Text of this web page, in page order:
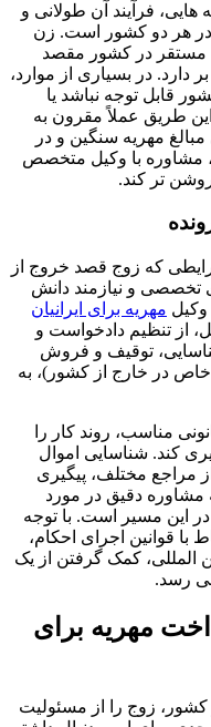
فرآیند آن طولانی و
در هر دو کشور است. زن
مستقر در کشور مقصد
دارد. در بسیاری از موارد،
قابل توجه نباشد یا
طریق عملاً مقرون به
مهریه سنگین و در
مشاوره با وکیل متخصص
روشن تر کند.
که زوج قصد خروج از
تخصصی و نیازمند دانش
مهریه برای ایرانیان
از تنظیم دادخواست و
توقیف و فروش
در خارج از کشور)، به
مناسب، روند کار را
کند. شناسایی اموال
مراجع مختلف، پیگیری
مشاوره دقیق در مورد
در این مسیر است. با توجه
با قوانین اجرای احکام،
المللی، کمک گرفتن از یک
رسد.
مهریه برای
کشور، زوج را از مسئولیت